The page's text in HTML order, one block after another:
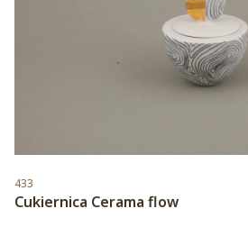
Kod produktu
433
Cukiernica Cerama flow